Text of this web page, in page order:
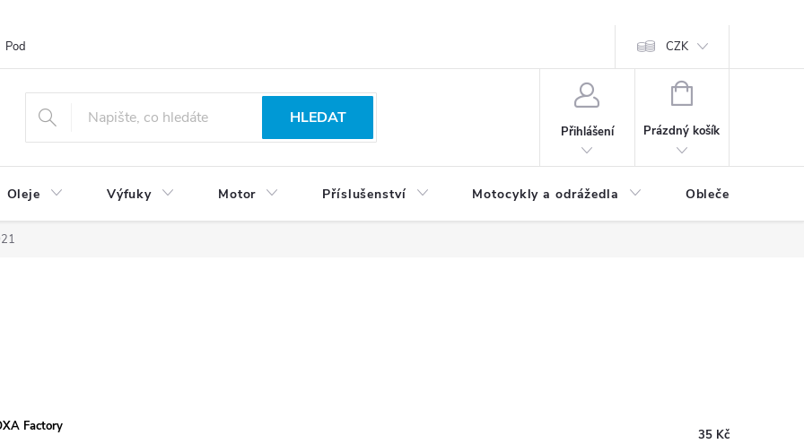
Podmínky ochrany osobních údajů CZK
HLEDAT
Přihlášení
NÁKUPNÍ
Prázdný košík
Oleje Výfuky Motor Příslušenství Motocykly a odrážedla Oblečení a
Factory
35 Kč